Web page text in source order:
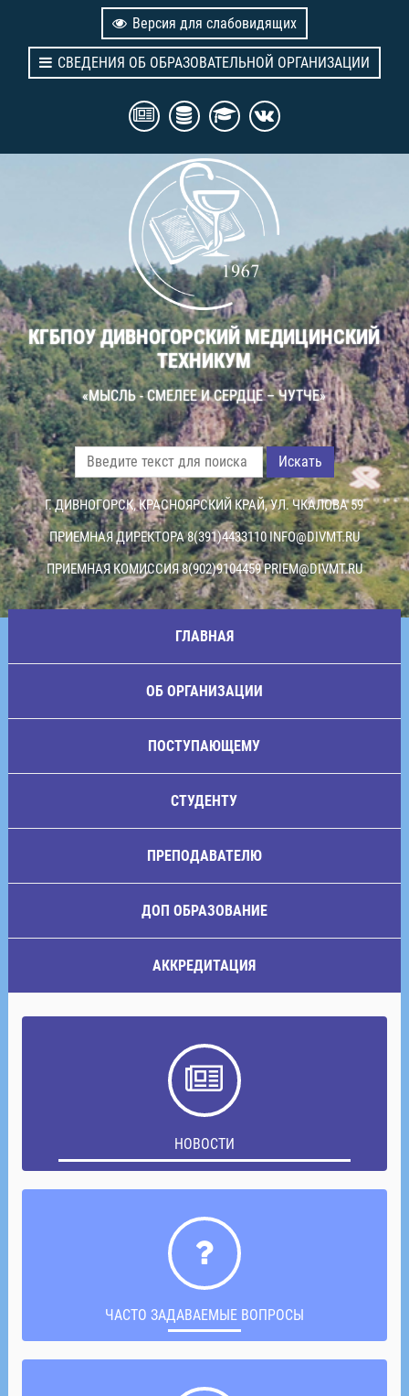
Версия для слабовидящих
СВЕДЕНИЯ ОБ ОБРАЗОВАТЕЛЬНОЙ ОРГАНИЗАЦИИ
КГБПОУ ДИВНОГОРСКИЙ МЕДИЦИНСКИЙ
ТЕХНИКУМ
«МЫСЛЬ - СМЕЛЕЕ И СЕРДЦЕ – ЧУТЧЕ»
Искать
Г. ДИВНОГОРСК, КРАСНОЯРСКИЙ КРАЙ, УЛ. ЧКАЛОВА 59
ПРИЕМНАЯ ДИРЕКТОРА 8(391)4433110INFO@DIVMT.RU
ПРИЕМНАЯ КОМИССИЯ 8(902)9104459PRIEM@DIVMT.RU
ГЛАВНАЯ
ОБ ОРГАНИЗАЦИИ
ПОСТУПАЮЩЕМУ
СТУДЕНТУ
ПРЕПОДАВАТЕЛЮ
ДОП ОБРАЗОВАНИЕ
АККРЕДИТАЦИЯ
НОВОСТИ
ЧАСТО ЗАДАВАЕМЫЕ ВОПРОСЫ